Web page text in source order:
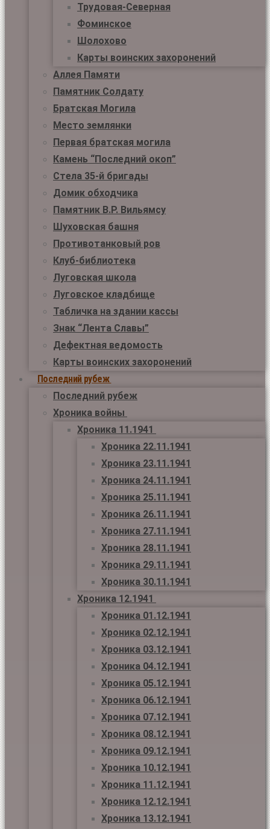
Трудовая-Северная
Фоминское
Шолохово
Карты воинских захоронений
Аллея Памяти
Памятник Солдату
Братская Могила
Место землянки
Первая братская могила
Камень “Последний окоп”
Стела 35-й бригады
Домик обходчика
Памятник В.Р. Вильямсу
Шуховская башня
Противотанковый ров
Клуб-библиотека
Луговская школа
Луговское кладбище
Табличка на здании кассы
Знак “Лента Славы”
Дефектная ведомость
Карты воинских захоронений
Последний рубеж
Последний рубеж
Хроника войны
Хроника 11.1941
Хроника 22.11.1941
Хроника 23.11.1941
Хроника 24.11.1941
Хроника 25.11.1941
Хроника 26.11.1941
Хроника 27.11.1941
Хроника 28.11.1941
Хроника 29.11.1941
Хроника 30.11.1941
Хроника 12.1941
Хроника 01.12.1941
Хроника 02.12.1941
Хроника 03.12.1941
Хроника 04.12.1941
Хроника 05.12.1941
Хроника 06.12.1941
Хроника 07.12.1941
Хроника 08.12.1941
Хроника 09.12.1941
Хроника 10.12.1941
Хроника 11.12.1941
Хроника 12.12.1941
Хроника 13.12.1941